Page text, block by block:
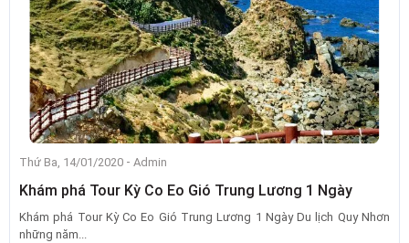
Thứ Ba, 14/01/2020 - Admin
Khám phá Tour Kỳ Co Eo Gió Trung Lương 1 Ngày
Khám phá Tour Kỳ Co Eo Gió Trung Lương 1 Ngày Du lịch Quy Nhơn
những năm...